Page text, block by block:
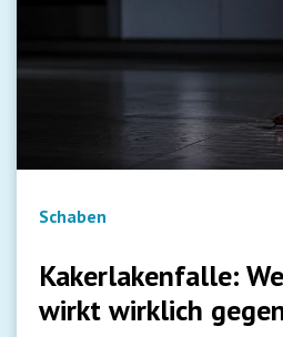
Schaben
Kakerlakenfalle:
wirkt wirklich